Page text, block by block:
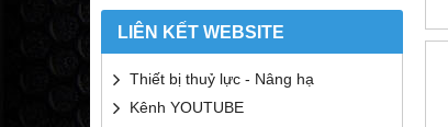
LIÊN KẾT WEBSITE
Thiết bị thuỷ lực - Nâng hạ
Kênh YOUTUBE